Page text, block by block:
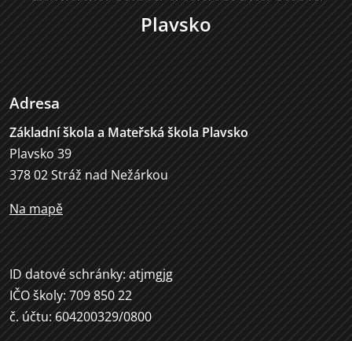
Plavsko
Adresa
Základní škola a Mateřská škola Plavsko
Plavsko 39
378 02 Stráž nad Nežárkou
Na mapě
ID datové schránky: atjmgjg
IČO školy: 709 850 22
č. účtu: 604200329/0800